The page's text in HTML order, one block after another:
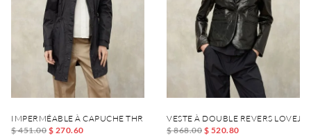
IMPERMÉABLE À CAPUCHE THRUSH
$ 451.00 $ 270.60
VESTE À DOUBLE REVERS
$ 868.00 $ 520.80